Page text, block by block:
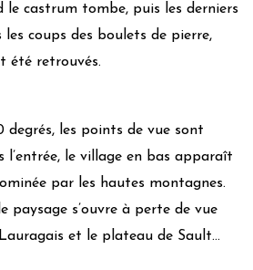
le castrum tombe, puis les derniers
coups des boulets de pierre,
été retrouvés.
degrés, les points de vue sont
l’entrée, le village en bas apparaît
par les hautes montagnes.
paysage s’ouvre à perte de vue
et le plateau de Sault…